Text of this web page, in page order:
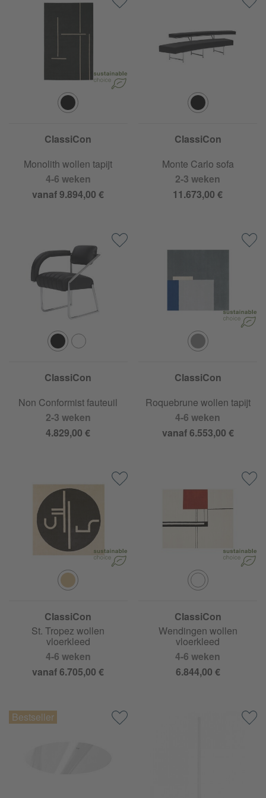
ClassiCon
Monolith wollen tapijt
4-6 weken
vanaf 9.894,00 €
ClassiCon
Monte Carlo sofa
2-3 weken
11.673,00 €
ClassiCon
Non Conformist fauteuil
2-3 weken
4.829,00 €
ClassiCon
Roquebrune wollen tapijt
4-6 weken
vanaf 6.553,00 €
ClassiCon
St. Tropez wollen
vloerkleed
4-6 weken
vanaf 6.705,00 €
ClassiCon
Wendingen wollen
vloerkleed
4-6 weken
6.844,00 €